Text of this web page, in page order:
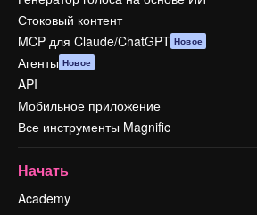
Стоковый контент
MCP для Claude/ChatGPT Новое
Агенты Новое
API
Мобильное приложение
Все инструменты Magnific
Начать
Academy